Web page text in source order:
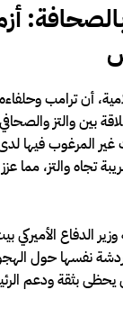
بالصحافة:
أن ترامب
بين والتز
المرغوب فيها
تجاه والتز، مما
وزير الدفاع
نفسها حول
يحظى بثقة ودعم